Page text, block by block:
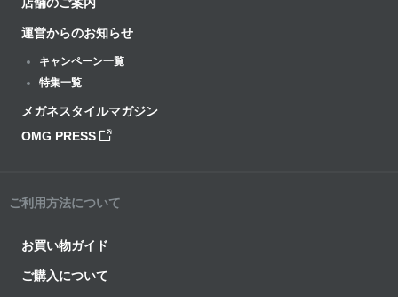
運営からのお知らせ
キャンペーン一覧
特集一覧
メガネスタイルマガジン
OMG PRESS
ご利用方法について
お買い物ガイド
ご購入について